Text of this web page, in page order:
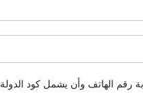
رقم الهاتف وأن يشمل كود الدولة.